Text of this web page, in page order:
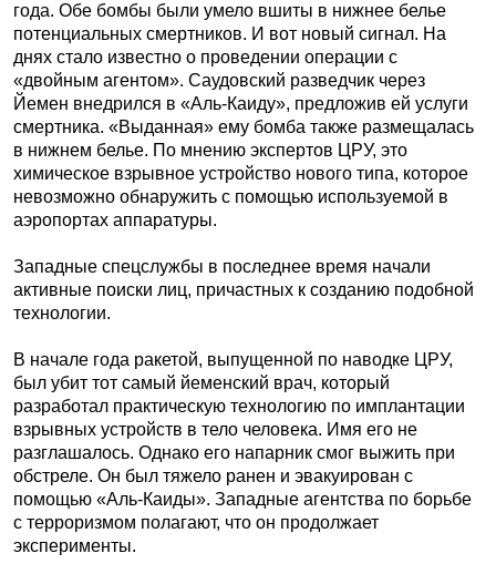
года. Обе бомбы были умело вшиты в нижнее белье
потенциальных смертников. И вот новый сигнал. На
днях стало известно о проведении операции с
«двойным агентом». Саудовский разведчик через
Йемен внедрился в «Аль-Каиду», предложив ей услуги
смертника. «Выданная» ему бомба также размещалась
в нижнем белье. По мнению экспертов ЦРУ, это
химическое взрывное устройство нового типа, которое
невозможно обнаружить с помощью используемой в
аэропортах аппаратуры.
Западные спецслужбы в последнее время начали
активные поиски лиц, причастных к созданию подобной
технологии.
В начале года ракетой, выпущенной по наводке ЦРУ,
был убит тот самый йеменский врач, который
разработал практическую технологию по имплантации
взрывных устройств в тело человека. Имя его не
разглашалось. Однако его напарник смог выжить при
обстреле. Он был тяжело ранен и эвакуирован с
помощью «Аль-Каиды». Западные агентства по борьбе
с терроризмом полагают, что он продолжает
эксперименты.